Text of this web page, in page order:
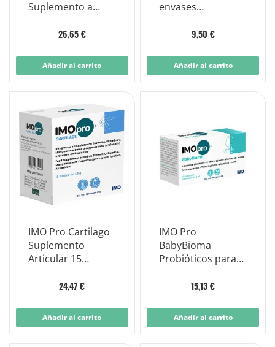
Suplemento a
30 sticks de 1,8g
26,65 €
Añadir al carrito
envases
9,50 €
Añadir al carrito
IMO Pro Cartilago
Suplemento
Articular 15
24,47 €
Añadir al carrito
IMO Pro
BabyBioma
Probióticos para
15,13 €
Añadir al carrito